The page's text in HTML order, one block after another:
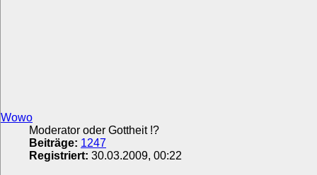
Wowo
Moderator oder Gottheit !?
Beiträge: 1247
Registriert: 30.03.2009, 00:22